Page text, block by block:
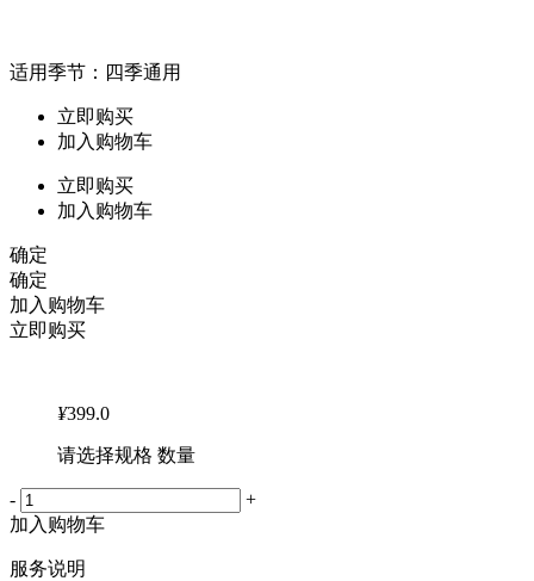
适用季节：四季通用
立即购买
加入购物车
立即购买
加入购物车
确定
确定
加入购物车
立即购买
¥399.0
请选择规格 数量
-
+
加入购物车
服务说明